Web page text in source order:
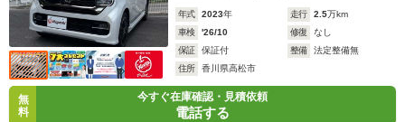
年式 2023年 走行 2.5万km
車検
'26/10 修復
なし
保証
保証付 整備
法定整備無
住所
香川県高松市
無
料
今すぐ在庫確認・見積依頼
電話する